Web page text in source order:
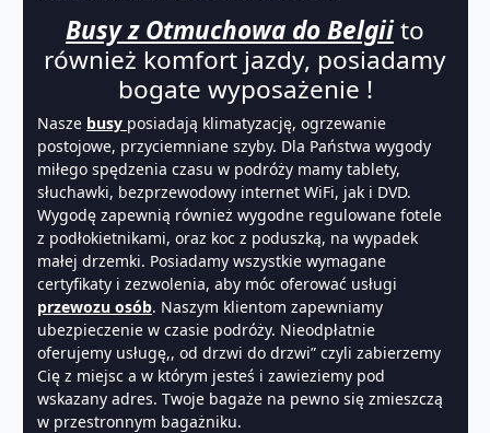
Busy z Otmuchowa do Belgiito
również komfort jazdy, posiadamy
bogate wyposażenie !
Nasze busy posiadają klimatyzację, ogrzewanie
postojowe, przyciemniane szyby. Dla Państwa wygody
miłego spędzenia czasu w podróży mamy tablety,
słuchawki, bezprzewodowy internet WiFi, jak i DVD.
Wygodę zapewnią również wygodne regulowane fotele
z podłokietnikami, oraz koc z poduszką, na wypadek
małej drzemki. Posiadamy wszystkie wymagane
certyfikaty i zezwolenia, aby móc oferować usługi
przewozu osób. Naszym klientom zapewniamy
ubezpieczenie w czasie podróży. Nieodpłatnie
oferujemy usługę,, od drzwi do drzwi” czyli zabierzemy
Cię z miejsc a w którym jesteś i zawieziemy pod
wskazany adres. Twoje bagaże na pewno się zmieszczą
w przestronnym bagażniku.